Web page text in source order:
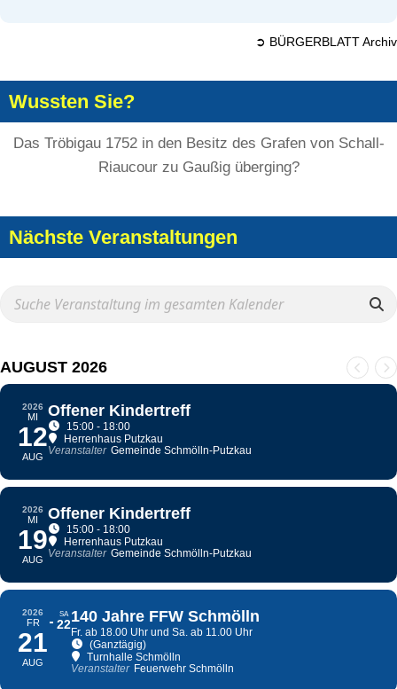
➲ BÜRGERBLATT Archiv
Wussten Sie?
Das Tröbigau 1752 in den Besitz des Grafen von Schall-
Riaucour zu Gaußig überging?
Nächste Veranstaltungen
AUGUST 2026
2026
MI
12
AUG
Offener Kindertreff
15:00 - 18:00
Herrenhaus Putzkau
Veranstalter Gemeinde Schmölln-Putzkau
2026
MI
19
AUG
Offener Kindertreff
15:00 - 18:00
Herrenhaus Putzkau
Veranstalter Gemeinde Schmölln-Putzkau
2026
FR
21
AUG
SA
22140 Jahre FFW Schmölln
Fr. ab 18.00 Uhr und Sa. ab 11.00 Uhr
(Ganztägig)
Turnhalle Schmölln
Veranstalter Feuerwehr Schmölln